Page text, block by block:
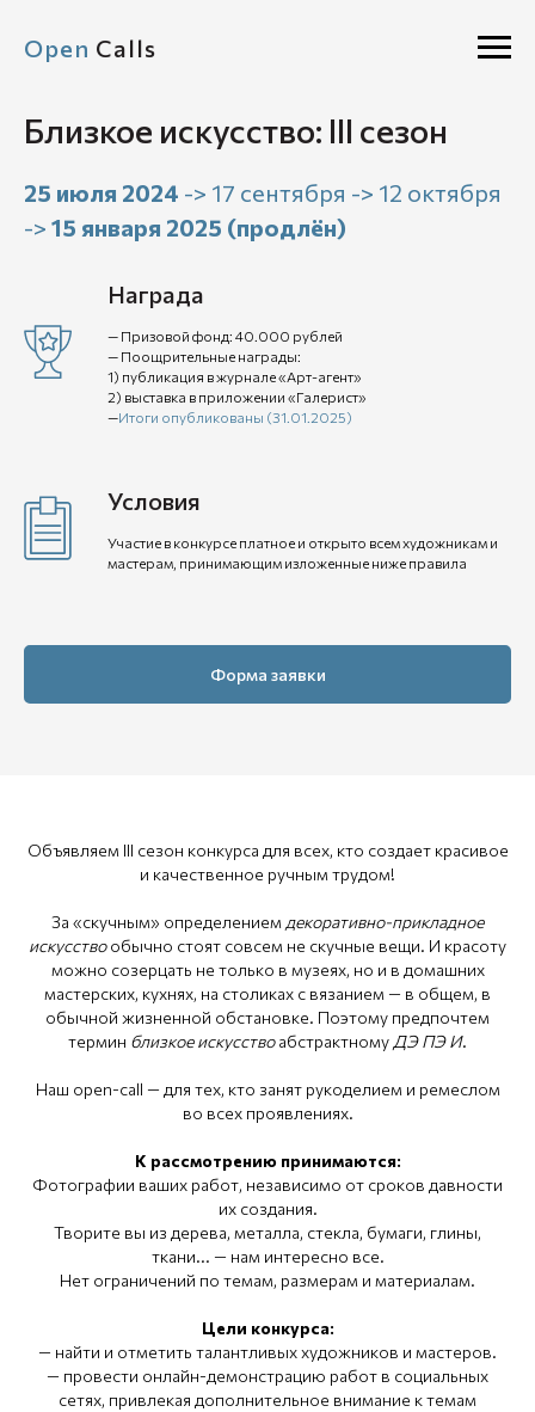
Open Calls
Близкое искусство: III сезон
25 июля 2024 -> 17 сентября -> 12 октября
-> 15 января 2025 (продлён)
Награда
— Призовой фонд: 40.000 рублей
— Поощрительные награды:
1) публикация в журнале «Арт-агент»
2) выставка в приложении «Галерист»
—Итоги опубликованы (31.01.2025)
Условия
Участие в конкурсе платное и открыто всем художникам и
мастерам, принимающим изложенные ниже правила
Форма заявки
Объявляем III сезон конкурса для всех, кто создает красивое
и качественное ручным трудом!
За «скучным»‎ определением декоративно-прикладное
искусствообычно стоят совсем не скучные вещи. И красоту
можно созерцать не только в музеях, но и в домашних
мастерских, кухнях, на столиках с вязанием — в общем, в
обычной жизненной обстановке. Поэтому предпочтем
термин близкое искусствоабстрактному ДЭ ПЭ И.
Наш open-call — для тех, кто занят рукоделием и ремеслом
во всех проявлениях.
К рассмотрению принимаются:
Фотографии ваших работ, независимо от сроков давности
их создания.
Творите вы из дерева, металла, стекла, бумаги, глины,
ткани... — нам интересно все.
Нет ограничений по темам, размерам и материалам.
Цели конкурса:
— найти и отметить талантливых художников и мастеров.
— провести онлайн-демонстрацию работ в социальных
сетях, привлекая дополнительное внимание к темам